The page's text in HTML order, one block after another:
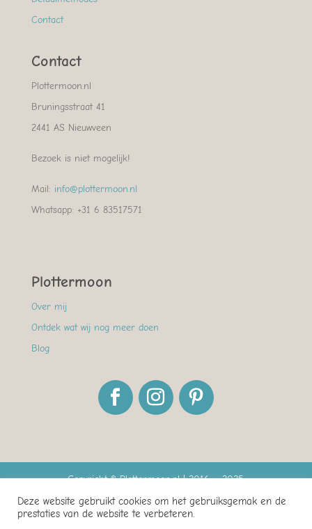
Contact
Contact
Plottermoon.nl
Bruningsstraat 41
2441 AS Nieuwveen
Bezoek is niet mogelijk!
Mail: info@plottermoon.nl
Whatsapp: +31 6 83517571
Plottermoon
Over mij
Ontdek wat wij nog meer doen
Blog
Copyright © Plottermoon.nl | 2016 – 2025
Deze website gebruikt cookies om het gebruiksgemak en de
prestaties van de website te verbeteren.
De waardering van www.plottermoon.nl bij